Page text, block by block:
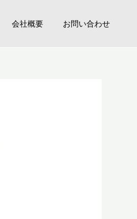
会社概要 お問い合わせ